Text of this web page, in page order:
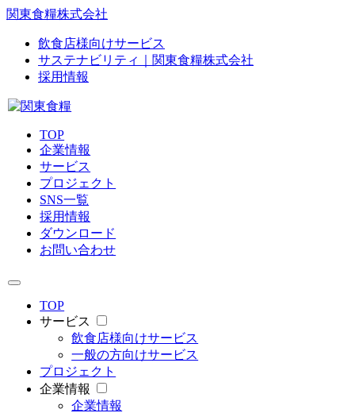
関東食糧株式会社
飲食店様向けサービス
サステナビリティ｜関東食糧株式会社
採用情報
TOP
企業情報
サービス
プロジェクト
SNS一覧
採用情報
ダウンロード
お問い合わせ
TOP
サービス
飲食店様向けサービス
一般の方向けサービス
プロジェクト
企業情報
企業情報